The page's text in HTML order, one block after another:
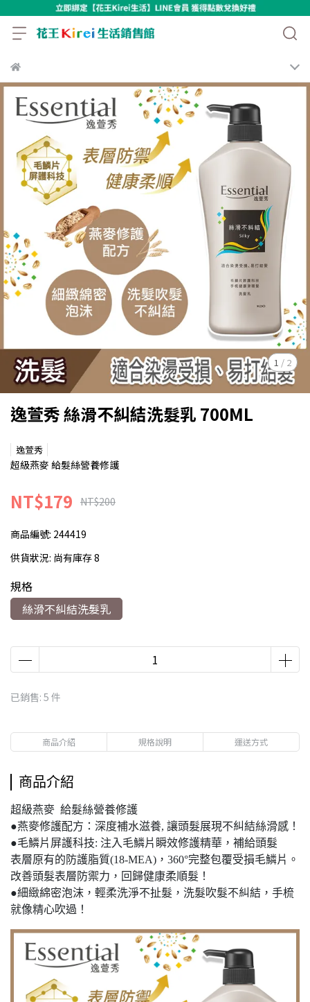
1 / 2
逸萱秀 絲滑不糾結洗髮乳 700ML
逸萱秀
超級燕麥 給髮絲營養修護
NT$179 NT$200
商品編號: 244419
供貨狀況: 尚有庫存 8
規格
絲滑不糾結洗髮乳
已銷售: 5 件
商品介紹 規格說明 運送方式
商品介紹
超級燕麥 給髮絲營養修護
●燕麥修護配方：深度補水滋養, 讓頭髮展現不糾結絲滑感！
●毛鱗片屏護科技: 注入毛鱗片瞬效修護精華，補給頭髮
表層原有的防護脂質(18-MEA)，360°完整包覆受損毛鱗片。
改善頭髮表層防禦力，回歸健康柔順髮！
●細緻綿密泡沫，輕柔洗淨不扯髮，洗髮吹髮不糾結，手梳
就像精心吹過！